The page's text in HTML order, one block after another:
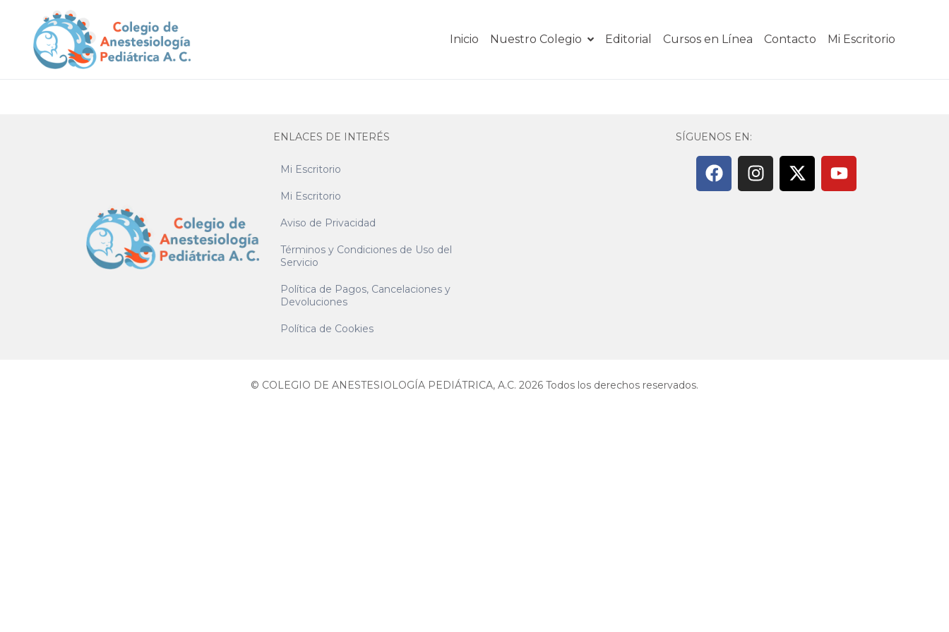
Inicio Nuestro Colegio Editorial Cursos en Línea Contacto Mi Escritorio
ENLACES DE INTERÉS
Mi Escritorio
Mi Escritorio
Aviso de Privacidad
Términos y Condiciones de Uso del
Servicio
Política de Pagos, Cancelaciones y
Devoluciones
Política de Cookies
SÍGUENOS EN:
© COLEGIO DE ANESTESIOLOGÍA PEDIÁTRICA, A.C. 2026 Todos los derechos reservados.